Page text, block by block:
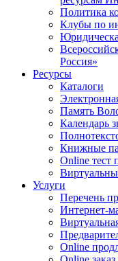
Политика
Клубы по
Россия»
Ресурсы
Каталоги
Память
Календарь
Книжные
Online тест
Услуги
Перечень
Интернет-
Online